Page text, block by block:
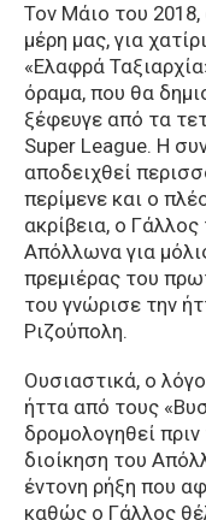
Τον Μάιο του
μέρη μας, για
«Ελαφρά
όραμα, που θα
ξέφευγε από τα
Super League. Η
αποδειχθεί
περίμενε και ο
ακρίβεια, ο
Απόλλωνα για
πρεμιέρας του
του γνώρισε την
Ριζούπολη.
Ουσιαστικά, ο
ήττα από τους
δρομολογηθεί
διοίκηση του
έντονη ρήξη που
καθώς ο Γάλλος